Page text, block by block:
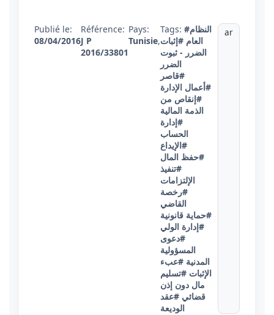
Publié le:
08/04/2016
Référence:
J P
2016/33801
Pays:
Tunisie,
Tags: #النظام
العام #إثبات
الضرر - ثبوت
الضرر
#قاصر
#أعمال الإدارة
#إنقاص من
الذمة المالية
#إدارة
الحساب
#الإيداع
#حفظ المال
#تنفيذ
الإلتزامات
#رخصة
القاضي
#حماية قانونية
#إدارة الولي
#دعوى
المسؤولية
المدنية #عبء
الإثبات #تسليم
مال دون إذن
قضائي #عقد
الوديعة
ar